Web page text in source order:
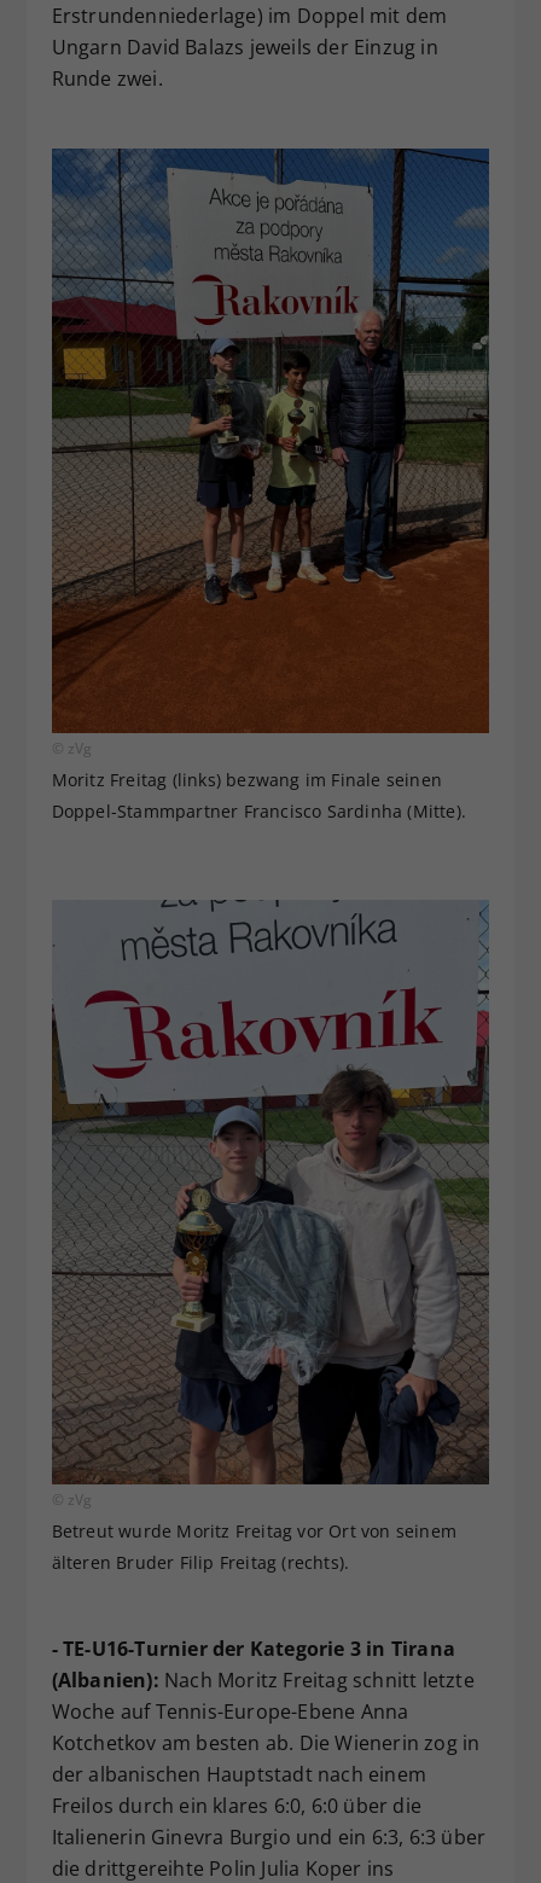
Erstrundenniederlage) im Doppel mit dem
Ungarn David Balazs jeweils der Einzug in
Runde zwei.
© zVg
Moritz Freitag (links) bezwang im Finale seinen
Doppel-Stammpartner Francisco Sardinha (Mitte).
© zVg
Betreut wurde Moritz Freitag vor Ort von seinem
älteren Bruder Filip Freitag (rechts).
- TE-U16-Turnier der Kategorie 3 in Tirana
(Albanien): Nach Moritz Freitag schnitt letzte
Woche auf Tennis-Europe-Ebene Anna
Kotchetkov am besten ab. Die Wienerin zog in
der albanischen Hauptstadt nach einem
Freilos durch ein klares 6:0, 6:0 über die
Italienerin Ginevra Burgio und ein 6:3, 6:3 über
die drittgereihte Polin Julia Koper ins